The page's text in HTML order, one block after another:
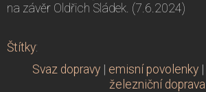
na závěr Oldřich Sládek. (7.6.2024)
Štítky:
Svaz dopravy | emisní povolenky |
železniční doprava